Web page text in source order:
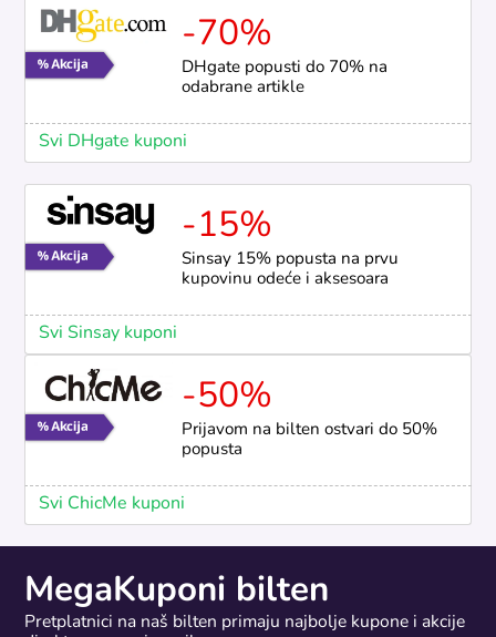
-70%
DHgate popusti do 70% na
odabrane artikle
Svi DHgate kuponi
-15%
Sinsay 15% popusta na prvu
kupovinu odeće i aksesoara
Svi Sinsay kuponi
-50%
Prijavom na bilten ostvari do 50%
popusta
Svi ChicMe kuponi
MegaKuponi bilten
Pretplatnici na naš bilten primaju najbolje kupone i akcije